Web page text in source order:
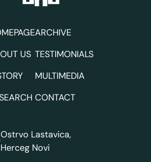
US
ARCHIVE
TESTIMONIALS
MULTIMEDIA
CONTACT
Ostrvo Lastavica,
Herceg Novi